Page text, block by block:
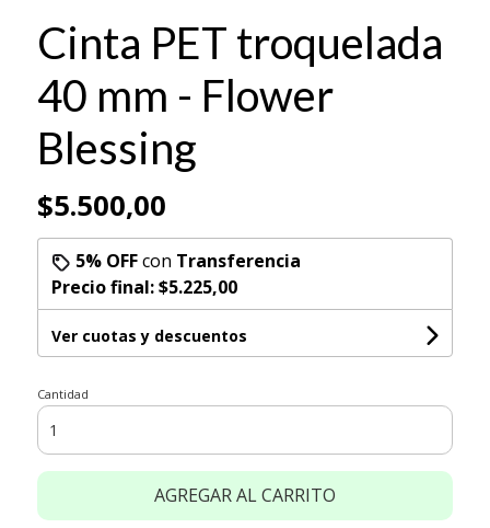
Cinta PET troquelada
40 mm - Flower
Blessing
$5.500,00
5% OFFcon Transferencia
Precio final:$5.225,00
Ver cuotas y descuentos
Cantidad
AGREGAR AL CARRITO